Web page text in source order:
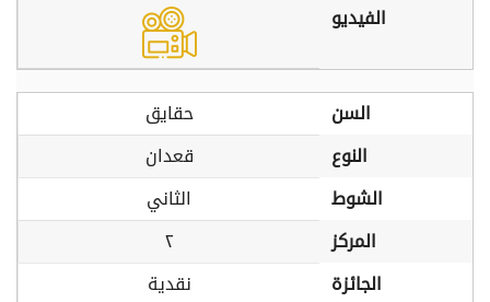
الفيديو
السن
حقايق
النوع
قعدان
الشوط
الثاني
المركز
٢
الجائزة
نقدية